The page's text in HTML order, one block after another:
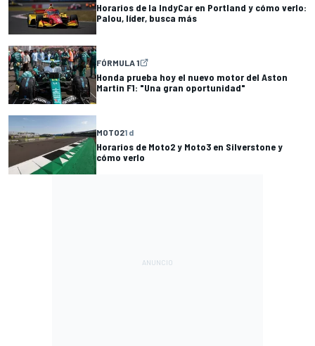
Horarios de la IndyCar en Portland y cómo verlo:
Palou, líder, busca más
FÓRMULA 1
Honda prueba hoy el nuevo motor del Aston
Martin F1: "Una gran oportunidad"
MOTO21 d
Horarios de Moto2 y Moto3 en Silverstone y
cómo verlo